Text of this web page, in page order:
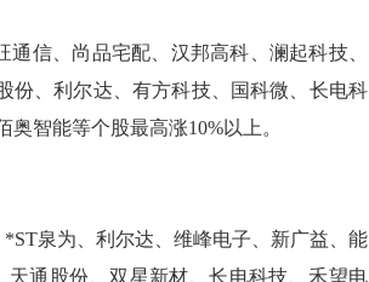
信、尚品宅配、汉邦高科、澜起科技、
份、利尔达、有方科技、国科微、长电科
智能等个股最高涨10%以上。
泉为、利尔达、维峰电子、新广益、能
通股份、双星新材、长电科技、禾望电